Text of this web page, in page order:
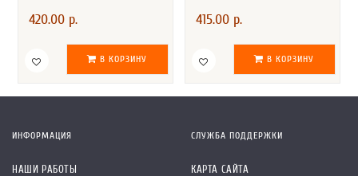
420.00 р.
В КОРЗИНУ
415.00 р.
В КОРЗИНУ
ИНФОРМАЦИЯ
НАШИ РАБОТЫ
СЛУЖБА ПОДДЕРЖКИ
КАРТА САЙТА